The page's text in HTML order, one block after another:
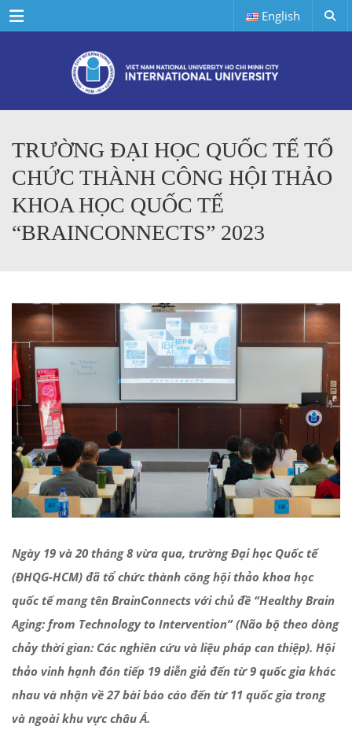
Menu English
TRƯỜNG ĐẠI HỌC QUỐC TẾ TỔ
CHỨC THÀNH CÔNG HỘI THẢO
KHOA HỌC QUỐC TẾ
“BRAINCONNECTS” 2023
Ngày 19 và 20 tháng 8 vừa qua, trường Đại học Quốc tế
(ĐHQG-HCM) đã tổ chức thành công hội thảo khoa học
quốc tế mang tên BrainConnects với chủ đề “Healthy Brain
Aging: from Technology to Intervention” (Não bộ theo dòng
chảy thời gian: Các nghiên cứu và liệu pháp can thiệp). Hội
thảo vinh hạnh đón tiếp 19 diễn giả đến từ 9 quốc gia khác
nhau và nhận về 27 bài báo cáo đến từ 11 quốc gia trong
và ngoài khu vực châu Á.